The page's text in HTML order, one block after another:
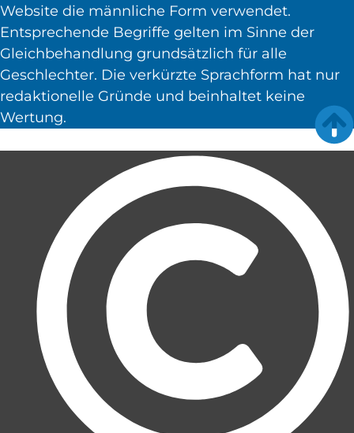
Website die männliche Form verwendet.
Entsprechende Begriffe gelten im Sinne der
Gleichbehandlung grundsätzlich für alle
Geschlechter. Die verkürzte Sprachform hat nur
redaktionelle Gründe und beinhaltet keine
Wertung.